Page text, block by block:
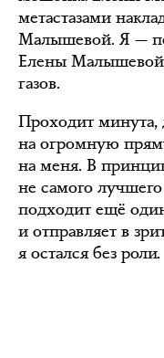
метастазами
Малышевой. Я —
Елены Малышевой
газов.
Проходит минута,
на огромную
на меня. В
не самого
подходит ещё
и отправляет в
я остался без роли.